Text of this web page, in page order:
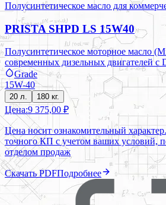
Полусинтетическое масло для
PRISTA SHPD LS 15W40
Полусинтетическое моторное масло
современных дизельных двигателей с
Grade
15W-40
20 л. 180 кг.
Цена:9 375,00 ₽
Цена носит ознакомительный
точного КП с учетом ваших условий,
отделом продаж
Скачать PDFПодробнее